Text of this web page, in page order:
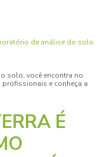
solo, você encontra no
e conheça a
É